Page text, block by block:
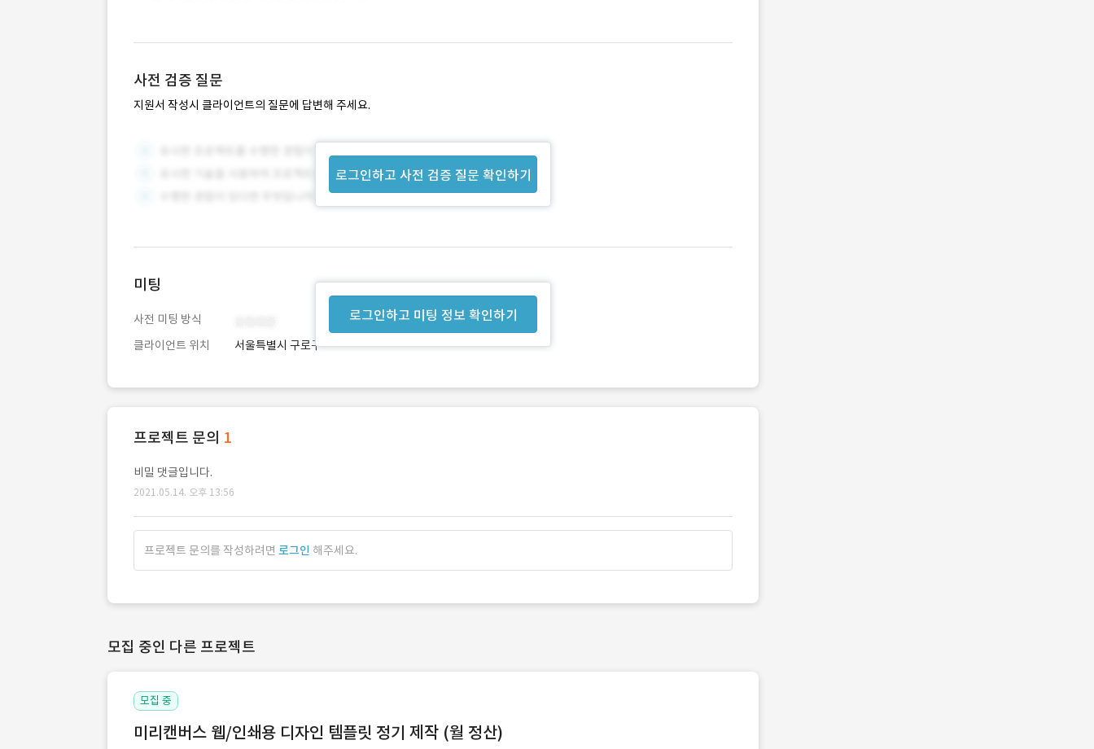
사전 검증 질문
지원서 작성시 클라이언트의 질문에 답변해 주세요.
로그인하고 사전 검증 질문 확인하기
로그인하고 미팅 정보 확인하기
미팅
사전 미팅 방식
클라이언트 위치
서울특별시 구로구
프로젝트 문의 1
비밀 댓글입니다.
2021.05.14. 오후 13:56
프로젝트 문의를 작성하려면 로그인 해주세요.
모집 중인 다른 프로젝트
모집 중
미리캔버스 웹/인쇄용 디자인 템플릿 정기 제작 (월 정산)